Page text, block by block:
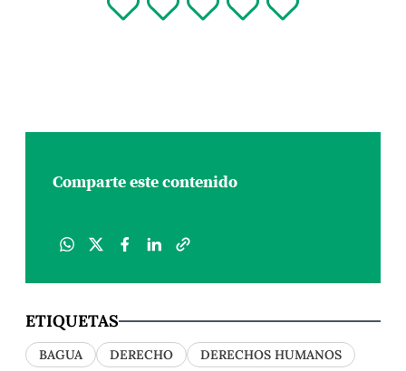
Comparte este contenido
ETIQUETAS
BAGUA DERECHO DERECHOS HUMANOS